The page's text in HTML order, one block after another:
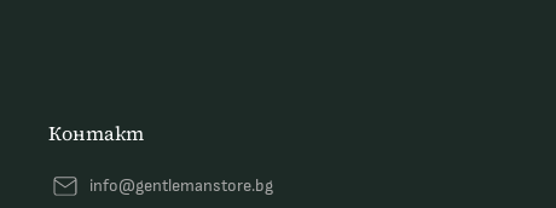
Контакт
info@gentlemanstore.bg